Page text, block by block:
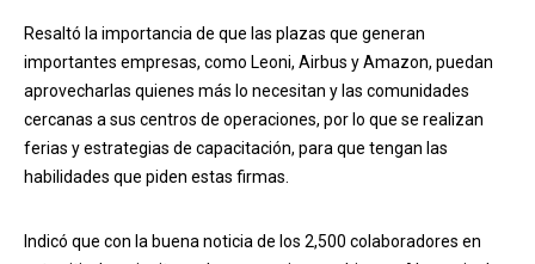
Resaltó la importancia de que las plazas que generan
importantes empresas, como Leoni, Airbus y Amazon, puedan
aprovecharlas quienes más lo necesitan y las comunidades
cercanas a sus centros de operaciones, por lo que se realizan
ferias y estrategias de capacitación, para que tengan las
habilidades que piden estas firmas.
Indicó que con la buena noticia de los 2,500 colaboradores en